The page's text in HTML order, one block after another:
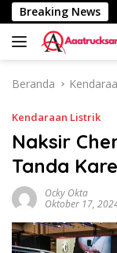
Langsung
ke
konten
Breaking News
Km Truk
Beranda
Kendaraan Listrik
Naksir
Tanda
Ocky Okta
Oktober 17,